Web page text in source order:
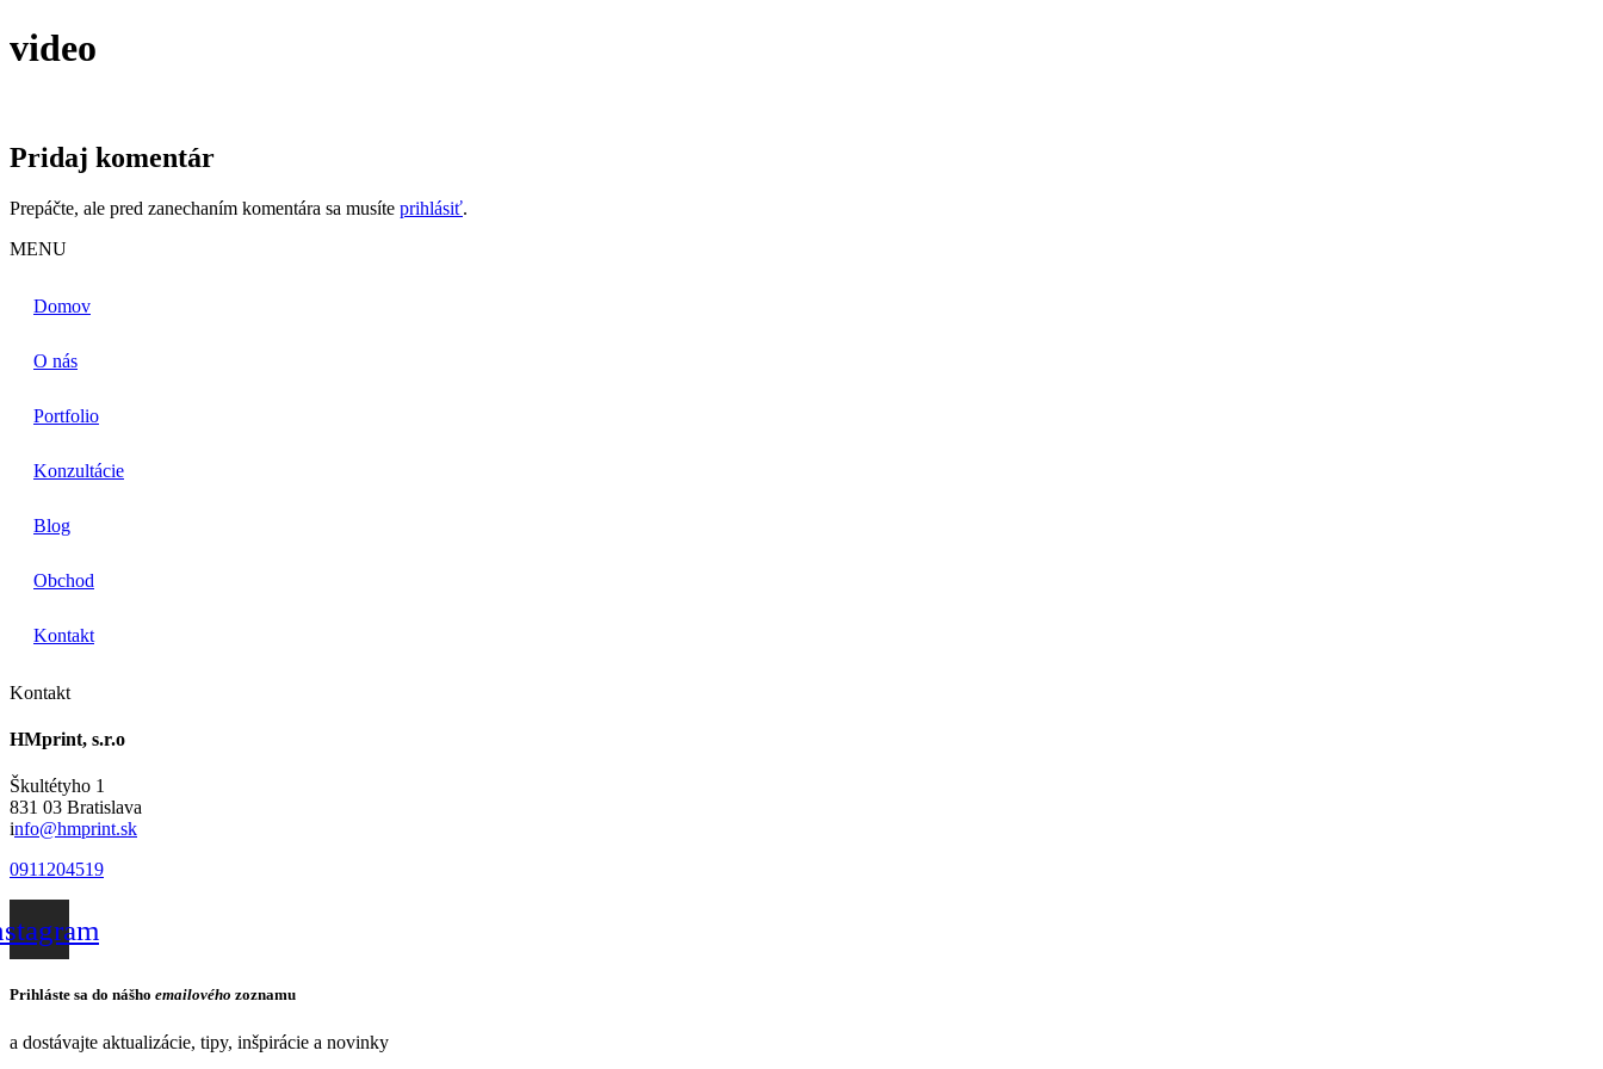
video
Pridaj komentár
Prepáčte, ale pred zanechaním komentára sa musíte prihlásiť.
MENU
Domov
O nás
Portfolio
Konzultácie
Blog
Obchod
Kontakt
Kontakt
HMprint, s.r.o
Škultétyho 1
831 03 Bratislava
info@hmprint.sk
0911204519
Prihláste sa do nášho emailového zoznamu
a dostávajte aktualizácie, tipy, inšpirácie a novinky